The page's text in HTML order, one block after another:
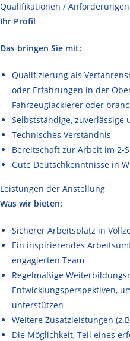
Qualifikationen / Anforderungen
Ihr Profil
Das bringen Sie mit:
Qualifizierung als
oder Erfahrungen in der
Fahrzeuglackierer oder
Selbstständige, zuverlässige
Technisches Verständnis
Bereitschaft zur Arbeit im 2-
Gute Deutschkenntnisse in
Leistungen der Anstellung
Was wir bieten:
Sicherer Arbeitsplatz in
Ein inspirierendes
engagierten Team
Regelmäßige
Entwicklungsperspektiven,
unterstützen
Weitere Zusatzleistungen
Die Möglichkeit, Teil eines